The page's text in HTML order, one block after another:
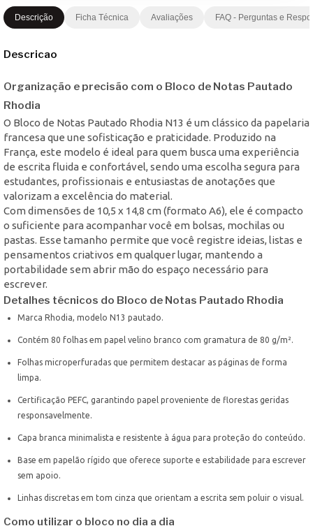
Descrição Ficha Técnica Avaliações FAQ - Perguntas e
Descricao
Organização e precisão com o Bloco de Notas Pautado
Rhodia
O Bloco de Notas Pautado Rhodia N13 é um clássico da papelaria
francesa que une sofisticação e praticidade. Produzido na
França, este modelo é ideal para quem busca uma experiência
de escrita fluida e confortável, sendo uma escolha segura para
estudantes, profissionais e entusiastas de anotações que
valorizam a excelência do material.
Com dimensões de 10,5 x 14,8 cm (formato A6), ele é compacto
o suficiente para acompanhar você em bolsas, mochilas ou
pastas. Esse tamanho permite que você registre ideias, listas e
pensamentos criativos em qualquer lugar, mantendo a
portabilidade sem abrir mão do espaço necessário para
escrever.
Detalhes técnicos do Bloco de Notas Pautado Rhodia
Marca Rhodia, modelo N13 pautado.
Contém 80 folhas em papel velino branco com gramatura de 80 g/m².
Folhas microperfuradas que permitem destacar as páginas de forma
limpa.
Certificação PEFC, garantindo papel proveniente de florestas geridas
responsavelmente.
Capa branca minimalista e resistente à água para proteção do conteúdo.
Base em papelão rígido que oferece suporte e estabilidade para escrever
sem apoio.
Linhas discretas em tom cinza que orientam a escrita sem poluir o visual.
Como utilizar o bloco no dia a dia